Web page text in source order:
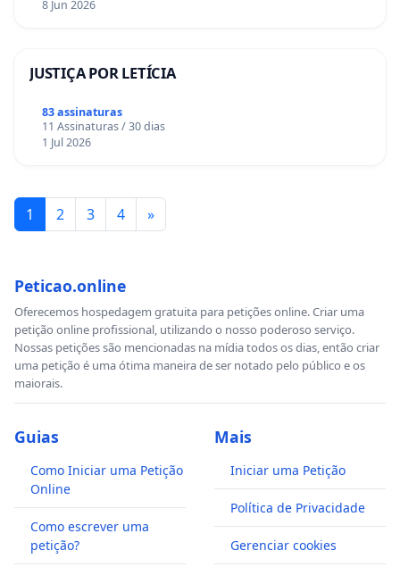
8 Jun 2026
JUSTIÇA POR LETÍCIA
83 assinaturas
11 Assinaturas / 30 dias
1 Jul 2026
1 2 3 4 »
Peticao.online
Oferecemos hospedagem gratuita para petições online. Criar uma
petição online profissional, utilizando o nosso poderoso serviço.
Nossas petições são mencionadas na mídia todos os dias, então criar
uma petição é uma ótima maneira de ser notado pelo público e os
maiorais.
Guias
Como Iniciar uma Petição
Online
Como escrever uma
petição?
Mais
Iniciar uma Petição
Política de Privacidade
Gerenciar cookies